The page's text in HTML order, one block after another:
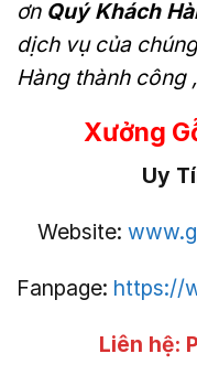
ơn Quý Khách
dịch vụ của
Hàng thành
Xưởng
Uy
Website:
Fanpage: https://
Liên hệ: